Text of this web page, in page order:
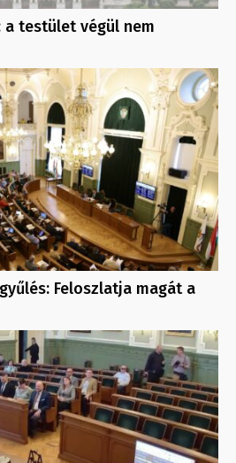
a testület végül nem
Feloszlatja magát a